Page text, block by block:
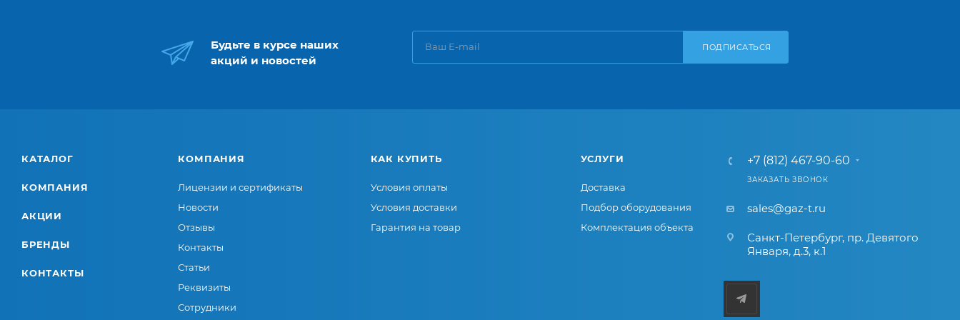
Будьте в курсе наших
акций и новостей
ПОДПИСАТЬСЯ
КАТАЛОГ
КОМПАНИЯ
АКЦИИ
БРЕНДЫ
КОНТАКТЫ
КОМПАНИЯ
Лицензии и сертификаты
Новости
Отзывы
Контакты
Статьи
Реквизиты
Сотрудники
КАК КУПИТЬ
Условия оплаты
Условия доставки
Гарантия на товар
УСЛУГИ
Доставка
Подбор оборудования
Комплектация объекта
+7 (812) 467-90-60
ЗАКАЗАТЬ ЗВОНОК
sales@gaz-t.ru
Санкт-Петербург, пр. Девятого
Января, д.3, к.1